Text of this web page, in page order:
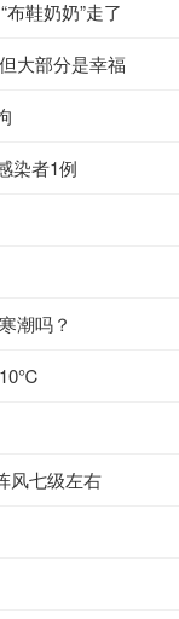
鞋奶奶”走了
大部分是幸福
染者1例
潮吗？
10℃
风七级左右